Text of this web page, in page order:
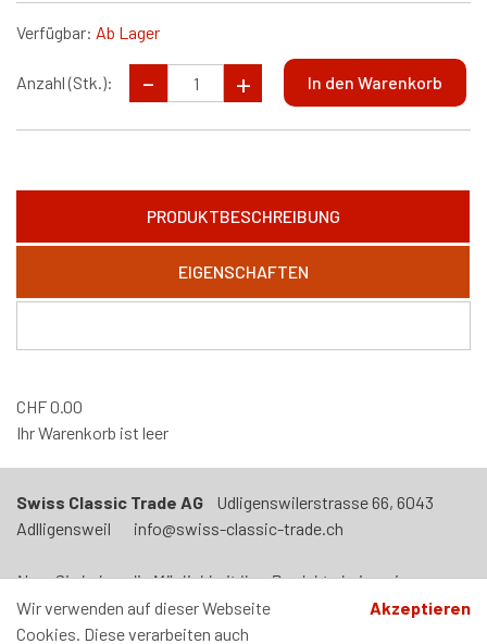
Verfügbar: Ab Lager
Anzahl (Stk.):
PRODUKTBESCHREIBUNG
EIGENSCHAFTEN
CHF0.00
Ihr Warenkorb ist leer
Swiss Classic Trade AG Udligenswilerstrasse 66, 6043
Adlligensweil info@swiss-classic-trade.ch
Neu: Sie haben die Möglichkeit Ihre Produkte bei uns in
Adligenswil abzuholen. Termin nach Vereinbarung. Unser Laden
ist jeden Mittwoch von 09h00 - 12h00 und von 14h00-17h00
Wir verwenden auf dieser Webseite
Cookies. Diese verarbeiten auch
Akzeptieren